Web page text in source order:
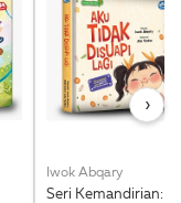
Iwok Abqary
Seri Kemandirian:
›